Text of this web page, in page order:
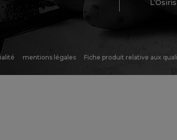
mentions légales Fiche produit relative aux